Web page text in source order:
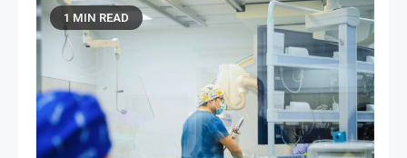
1 MIN READ